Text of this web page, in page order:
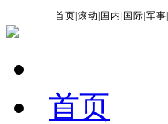
首页 |滚动 国内 国际 |军事
首页